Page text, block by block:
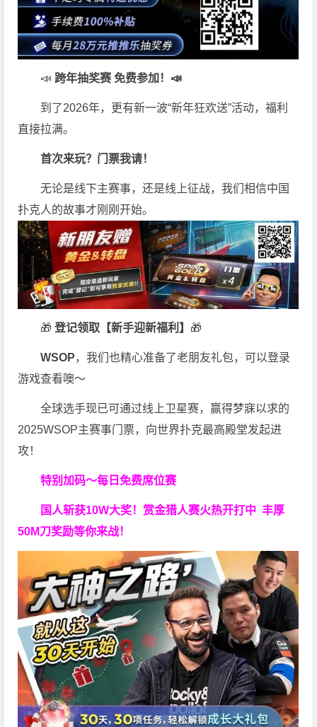
📣 跨年抽奖赛 免费参加 ！📣
到了2026年，更有新一波“新年狂欢送”活动，福利
直接拉满。
首次来玩？门票我请！
无论是线下主赛事，还是线上征战，我们相信中国
扑克人的故事才刚刚开始。
🎁 登记领取【新手迎新福利】 🎁
WSOP，我们也精心准备了老朋友礼包，可以登录
游戏查看噢～
全球选手现已可通过线上卫星赛，赢得梦寐以求的
2025WSOP主赛事门票，向世界扑克最高殿堂发起进
攻！
特别加码～每日免费席位赛
国人斩获10W大奖！ 赏金猎人赛火热开打中 丰厚
50M刀奖励等你来战！